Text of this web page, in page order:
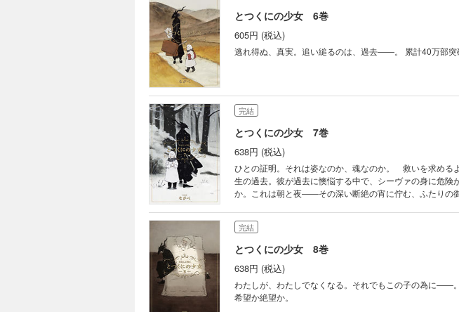
とつくにの少女 6巻
605円 (税込)
逃れ得ぬ、真実。追い縋るのは、過去――。 累計40万部突
完結
とつくにの少女 7巻
638円 (税込)
ひとの証明。それは姿なのか、魂なのか。 救いを求める
生の過去。彼が過去に懊悩する中で、シーヴァの身に危
か。これは朝と夜――その深い断絶の宵に佇む、ふたりの
完結
とつくにの少女 8巻
638円 (税込)
わたしが、わたしでなくなる。それでもこの子の為に――
希望か絶望か。